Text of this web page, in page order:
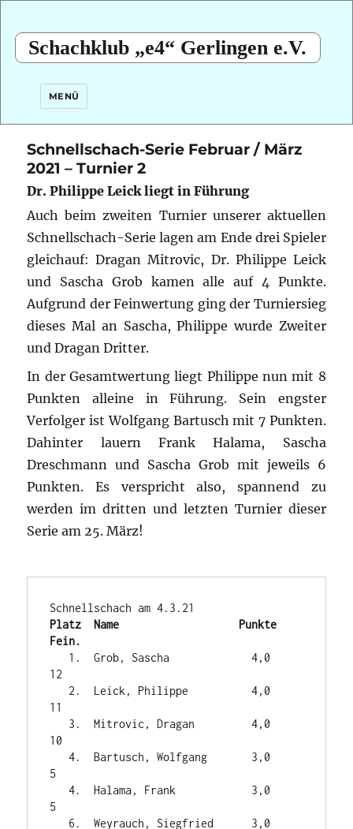
Schachklub „e4“ Gerlingen e.V.
MENÜ
Schnellschach-Serie Februar / März
2021 – Turnier 2
Dr. Philippe Leick liegt in Führung
Auch beim zweiten Turnier unserer aktuellen
Schnellschach-Serie lagen am Ende drei Spieler
gleichauf: Dragan Mitrovic, Dr. Philippe Leick
und Sascha Grob kamen alle auf 4 Punkte.
Aufgrund der Feinwertung ging der Turniersieg
dieses Mal an Sascha, Philippe wurde Zweiter
und Dragan Dritter.
In der Gesamtwertung liegt Philippe nun mit 8
Punkten alleine in Führung. Sein engster
Verfolger ist Wolfgang Bartusch mit 7 Punkten.
Dahinter lauern Frank Halama, Sascha
Dreschmann und Sascha Grob mit jeweils 6
Punkten. Es verspricht also, spannend zu
werden im dritten und letzten Turnier dieser
Serie am 25. März!
Platz  Name                   Punkte
Fein.
12
11
10
   4.  Bartusch, Wolfgang       3,0
5
   4.  Halama, Frank            3,0
5